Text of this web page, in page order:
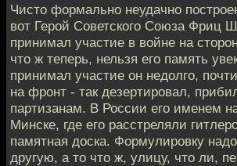
Чисто формально неудачно
вот Герой Советского Союза Фриц
принимал участие в войне на
что ж теперь, нельзя его память
принимал участие он недолго,
на фронт - так дезертировал,
партизанам. В России его именем
Минске, где его расстреляли
памятная доска. Формулировку
другую, а то что ж, улицу, что ли,